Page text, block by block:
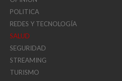
POLITICA
REDES Y TECNOLOGÍA
SALUD
SEGURIDAD
STREAMING
TURISMO